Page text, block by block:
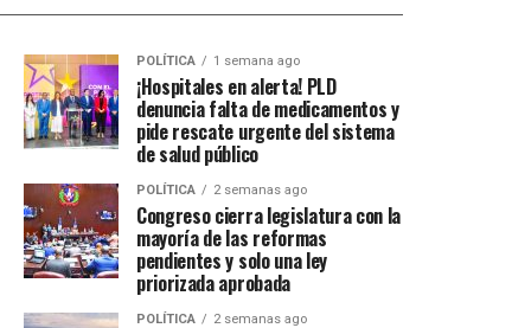
POLÍTICA 1 semana ago
¡Hospitales en alerta! PLD
denuncia falta de medicamentos y
pide rescate urgente del sistema
de salud público
POLÍTICA 2 semanas ago
Congreso cierra legislatura con la
mayoría de las reformas
pendientes y solo una ley
priorizada aprobada
POLÍTICA 2 semanas ago